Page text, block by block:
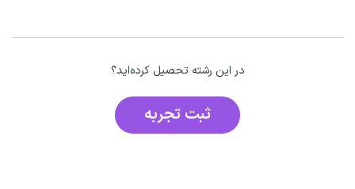
در این رشته تحصیل کرده‌اید؟
ثبت تجربه